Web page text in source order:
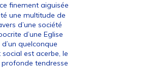
finement aiguisée
une multitude de
d’une société
d’une Eglise
quelconque
est acerbe, le
profonde tendresse